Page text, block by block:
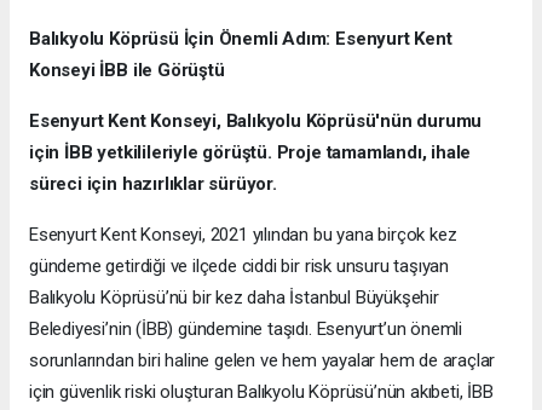
Balıkyolu Köprüsü İçin Önemli Adım: Esenyurt Kent
Konseyi İBB ile Görüştü
Esenyurt Kent Konseyi, Balıkyolu Köprüsü'nün durumu
için İBB yetkilileriyle görüştü. Proje tamamlandı, ihale
süreci için hazırlıklar sürüyor.
Esenyurt Kent Konseyi, 2021 yılından bu yana birçok kez
gündeme getirdiği ve ilçede ciddi bir risk unsuru taşıyan
Balıkyolu Köprüsü’nü bir kez daha İstanbul Büyükşehir
Belediyesi’nin (İBB) gündemine taşıdı. Esenyurt’un önemli
sorunlarından biri haline gelen ve hem yayalar hem de araçlar
için güvenlik riski oluşturan Balıkyolu Köprüsü’nün akıbeti, İBB